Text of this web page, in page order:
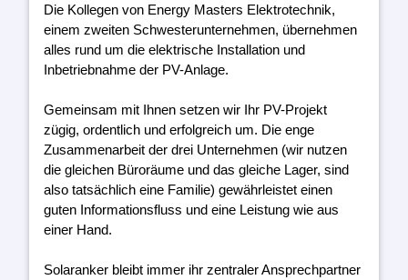
Die Kollegen von Energy Masters Elektrotechnik,
einem zweiten Schwesterunternehmen, übernehmen
alles rund um die elektrische Installation und
Inbetriebnahme der PV-Anlage.
Gemeinsam mit Ihnen setzen wir Ihr PV-Projekt
zügig, ordentlich und erfolgreich um. Die enge
Zusammenarbeit der drei Unternehmen (wir nutzen
die gleichen Büroräume und das gleiche Lager, sind
also tatsächlich eine Familie) gewährleistet einen
guten Informationsfluss und eine Leistung wie aus
einer Hand.
Solaranker bleibt immer ihr zentraler Ansprechpartner